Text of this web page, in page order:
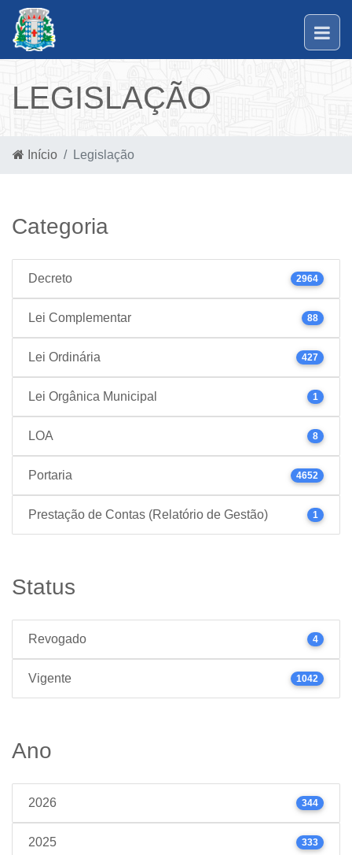
LEGISLAÇÃO
Início Legislação
Categoria
Decreto 2964
Lei Complementar 88
Lei Ordinária 427
Lei Orgânica Municipal 1
LOA 8
Portaria 4652
Prestação de Contas (Relatório de Gestão) 1
Status
Revogado 4
Vigente 1042
Ano
2026 344
2025 333